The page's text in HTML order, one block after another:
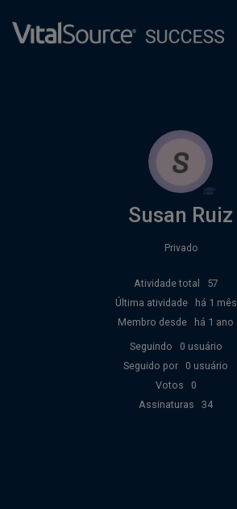
Susan Ruiz
Privado
Atividade total
57
Última atividade
há 1 mês
Membro desde
há 1 ano
Seguindo
0 usuário
Seguido por
0 usuário
Votos
0
Assinaturas
34